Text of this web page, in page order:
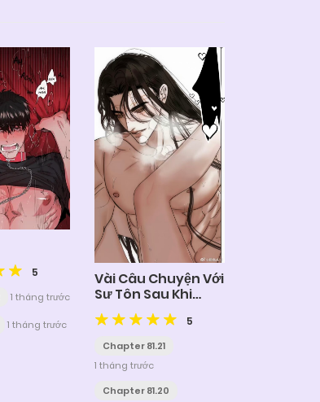
5
1 tháng trước
1 tháng trước
Vài Câu Chuyện Với
Sư Tôn Sau Khi
Xuyên Sách
5
Chapter 81.21
1 tháng trước
Chapter 81.20